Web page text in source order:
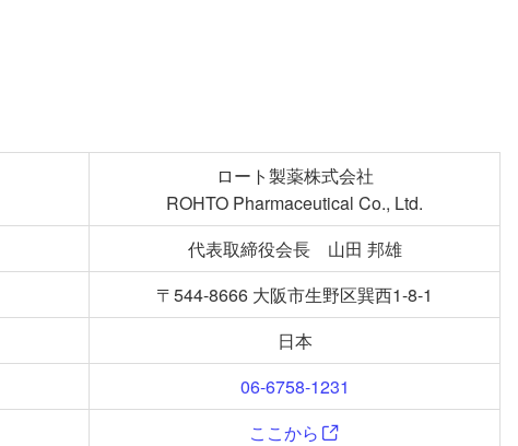
ロート製薬株式会社
ROHTO Pharmaceutical Co., Ltd.
代表取締役会長 山田 邦雄
〒544-8666 大阪市生野区巽西1-8-1
日本
06-6758-1231
ここから